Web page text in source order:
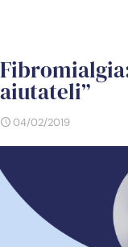
aiutateli”
04/02/2019